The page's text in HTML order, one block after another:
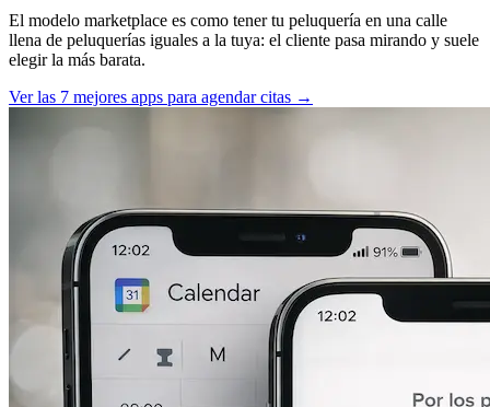
El modelo marketplace es como tener tu peluquería en una calle
llena de peluquerías iguales a la tuya: el cliente pasa mirando y suele
elegir la más barata.
Ver las 7 mejores apps para agendar citas →